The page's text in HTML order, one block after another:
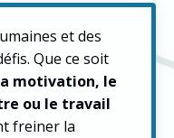
et des
Que ce soit
motivation, le
ou le travail
freiner la